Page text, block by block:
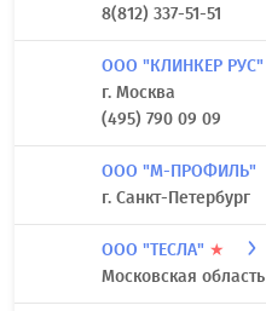
8(812) 337-51-51
ООО "КЛИНКЕР РУС"
г. Москва
(495) 790 09 09
ООО "М-ПРОФИЛЬ"
г. Санкт-Петербург
ООО "ТЕСЛА" ★
Московская область